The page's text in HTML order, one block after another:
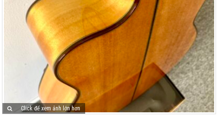
Click để xem ảnh lớn hơn